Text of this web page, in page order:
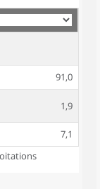
91,0
1,9
7,1